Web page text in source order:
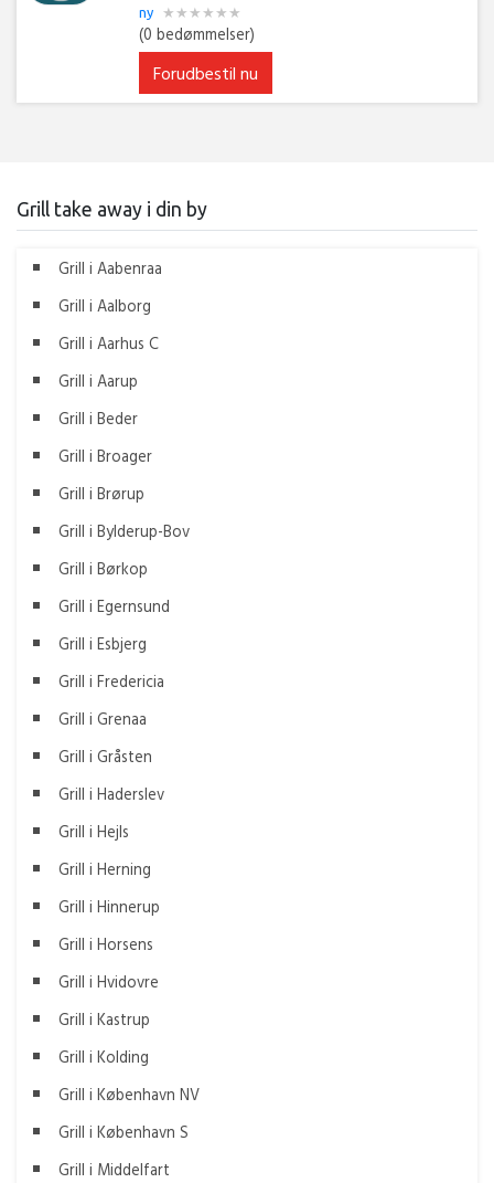
ny ★★★★★★
★★★★★★
(0 bedømmelser)
Forudbestil nu
Grill take away i din by
Grill i Aabenraa
Grill i Aalborg
Grill i Aarhus C
Grill i Aarup
Grill i Beder
Grill i Broager
Grill i Brørup
Grill i Bylderup-Bov
Grill i Børkop
Grill i Egernsund
Grill i Esbjerg
Grill i Fredericia
Grill i Grenaa
Grill i Gråsten
Grill i Haderslev
Grill i Hejls
Grill i Herning
Grill i Hinnerup
Grill i Horsens
Grill i Hvidovre
Grill i Kastrup
Grill i Kolding
Grill i København NV
Grill i København S
Grill i Middelfart